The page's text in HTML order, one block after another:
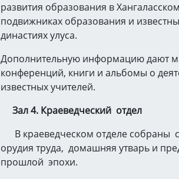
развития образования в
подвижниках образования и
династиях улуса.
Дополнительную информацию дают
конференций, книги и альбомы о
известных учителей.
Зал 4. Краеведческий отдел
В краеведческом отделе собраны
орудия труда, домашняя утварь и
прошлой эпохи.